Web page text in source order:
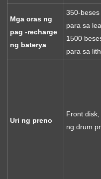
Mga oras ng
pag -recharge
ng baterya
350-
para sa
1500
para sa
Uri ng preno
Front disk,
ng drum